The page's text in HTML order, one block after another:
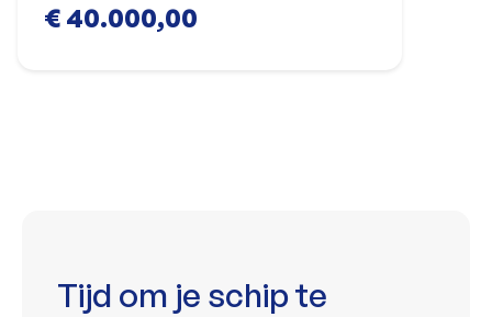
€ 40.000,00
Tijd om je schip te